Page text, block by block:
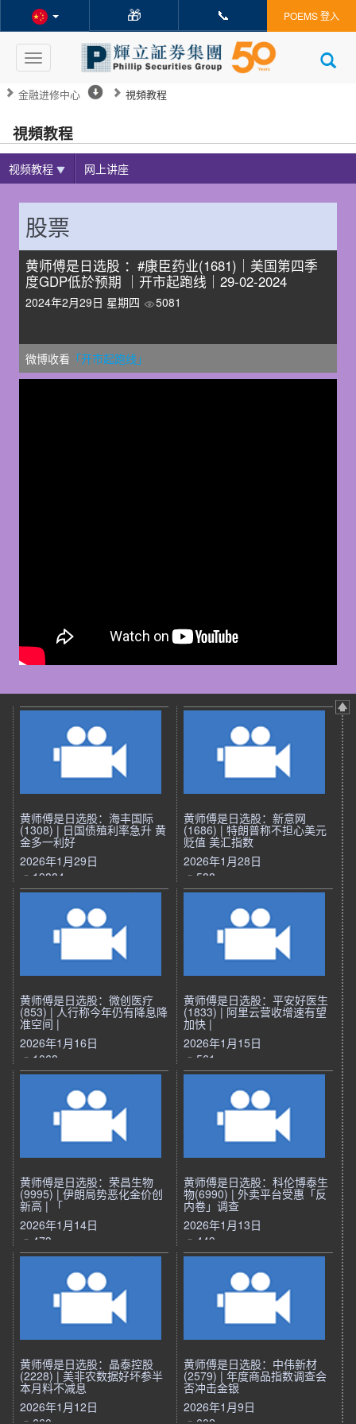
🎁 📞 POEMS 登入
Toggle
navigation
金融进修中心 視頻教程
視頻教程
视频教程 网上讲座
股票
黄师傅是日选股 ：#康臣药业(1681)｜美国第四季
度GDP低於预期 ｜开市起跑线｜29-02-2024
2024年2月29日 星期四 5081
微博收看 「开市起跑线」
黄师傅是日选股：海丰国际
(1308) | 日国债殖利率急升 黄
金多一利好
2026年1月29日
19884
黄师傅是日选股：新意网
(1686) | 特朗普称不担心美元
贬值 美汇指数
2026年1月28日
588
黄师傅是日选股：微创医疗
(853) | 人行称今年仍有降息降
准空间 |
2026年1月16日
1068
黄师傅是日选股：平安好医生
(1833) | 阿里云营收增速有望
加快 |
2026年1月15日
561
黄师傅是日选股：荣昌生物
(9995) | 伊朗局势恶化金价创
新高 | 「
2026年1月14日
473
黄师傅是日选股：科伦博泰生
物(6990) | 外卖平台受惠「反
内卷」调查
2026年1月13日
449
黄师傅是日选股：晶泰控股
(2228) | 美非农数据好坏参半
本月料不减息
2026年1月12日
黄师傅是日选股：中伟新材
(2579) | 年度商品指数调查会
否冲击金银
2026年1月9日